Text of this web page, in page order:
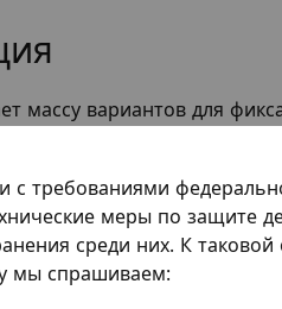
с требованиями
меры по защите
среди них. К
мы спрашиваем:
массу вариантов для
наручей и поножей,
изножью - и прекрасная